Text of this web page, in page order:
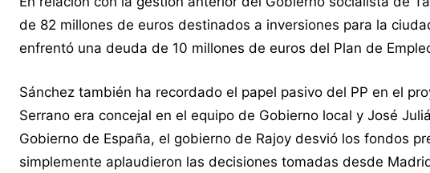
de 82 millones de euros destinados a inversiones para la
enfrentó una deuda de 10 millones de euros del Plan de
Sánchez también ha recordado el papel pasivo del PP en el
Serrano era concejal en el equipo de Gobierno local y José
Gobierno de España, el gobierno de Rajoy desvió los fondos
simplemente aplaudieron las decisiones tomadas desde